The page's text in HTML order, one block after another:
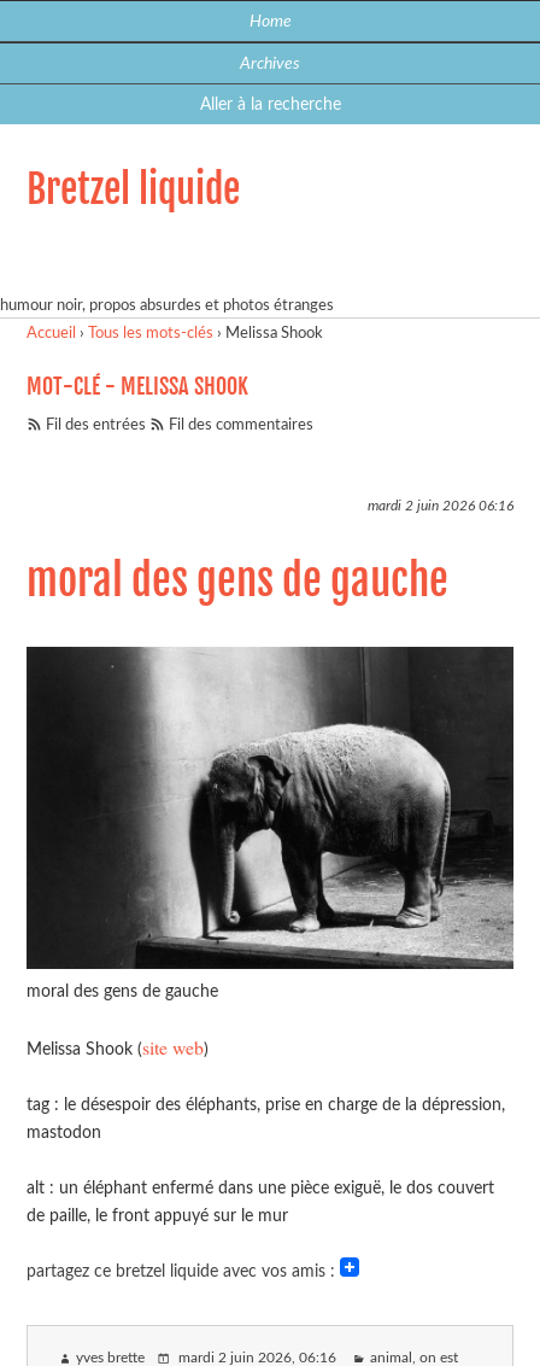
Home
Archives
Aller à la recherche
Bretzel liquide
humour noir, propos absurdes et photos étranges
Accueil › Tous les mots-clés › Melissa Shook
MOT-CLÉ - MELISSA SHOOK
Fil des entrées Fil des commentaires
mardi 2 juin 202606:16
moral des gens de gauche
moral des gens de gauche
Melissa Shook (site web)
tag : le désespoir des éléphants, prise en charge de la dépression,
mastodon
alt : un éléphant enfermé dans une pièce exiguë, le dos couvert
de paille, le front appuyé sur le mur
partagez ce bretzel liquide avec vos amis :
yves brette mardi 2 juin 2026, 06:16 animal, on est